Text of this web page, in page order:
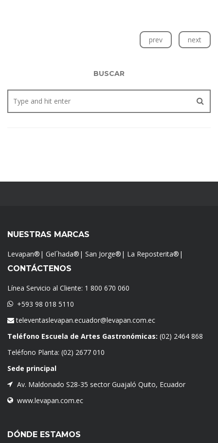
prev next
BUSCAR
NUESTRAS MARCAS
Levapan® | Gel´hada® | San Jorge® | La Reposterita® |
CONTÁCTENOS
Línea Servicio al Cliente: 1 800 670 060
+593 98 018 5110
televentaslevapan.ecuador@levapan.com.ec
Teléfono Escuela de Artes Gastronómicas: (02) 2464 868
Teléfono Planta: (02) 2677 010
Sede principal
Av. Maldonado S28-35 sector Guajaló Quito, Ecuador
www.levapan.com.ec
DÓNDE ESTAMOS